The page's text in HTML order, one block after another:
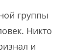
группы
Никто
и